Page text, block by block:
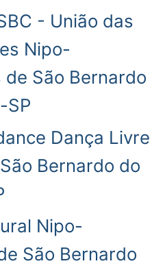
- União das
Nipo-
de São Bernardo
SP
Dança Livre
Bernardo do
Nipo-
São Bernardo